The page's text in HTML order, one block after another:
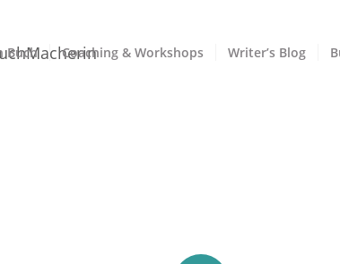
Buch Coaching & Workshops Writer’s Blog